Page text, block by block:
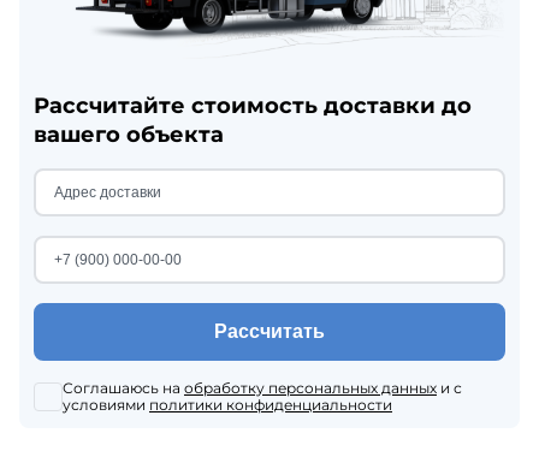
Рассчитайте стоимость доставки до
вашего объекта
Рассчитать
Соглашаюсь на обработку персональных данных и с
условиями политики конфиденциальности